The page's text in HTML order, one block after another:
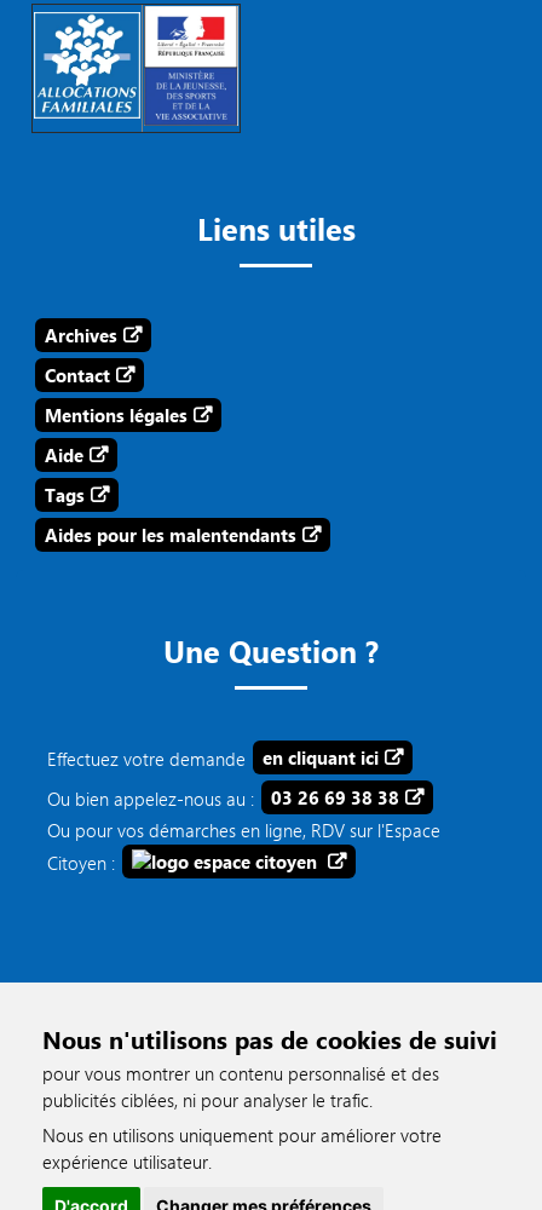
Nous n'utilisons pas de cookies de suivi
pour vous montrer un contenu personnalisé et des
publicités ciblées, ni pour analyser le trafic.
Nous en utilisons uniquement pour améliorer votre
expérience utilisateur.
D'accord Changer mes préférences
Liens utiles
Archives
Contact
Mentions légales
Aide
Tags
Aides pour les malentendants
Une Question ?
Effectuez votre demande
en cliquant ici
Ou bien appelez-nous au :
03 26 69 38 38
Ou pour vos démarches en ligne, RDV sur l'Espace
Citoyen :
accessible